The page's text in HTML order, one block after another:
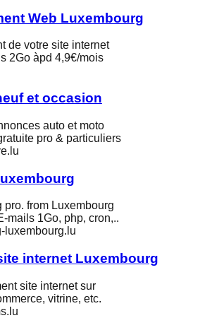
Web Luxembourg
de votre site internet
2Go àpd 4,9€/mois
et occasion
auto et moto
pro & particuliers
pro. from Luxembourg
mails 1Go, php, cron,..
luxembourg.lu
internet Luxembourg
site internet sur
vitrine, etc.